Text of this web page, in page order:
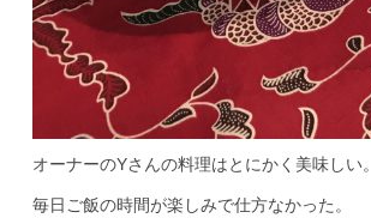
オーナーのYさんの料理はとにかく美味しい。
毎日ご飯の時間が楽しみで仕方なかった。